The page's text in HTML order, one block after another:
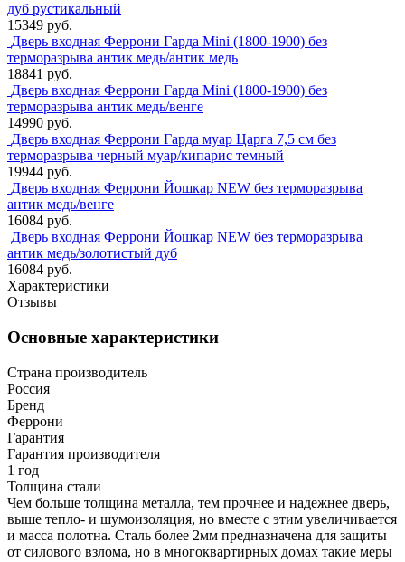
дуб рустикальный
15349 руб.
Дверь входная Феррони Гарда Mini (1800-1900) без
терморазрыва антик медь/антик медь
18841 руб.
Дверь входная Феррони Гарда Mini (1800-1900) без
терморазрыва антик медь/венге
14990 руб.
Дверь входная Феррони Гарда муар Царга 7,5 см без
терморазрыва черный муар/кипарис темный
19944 руб.
Дверь входная Феррони Йошкар NEW без терморазрыва
антик медь/венге
16084 руб.
Дверь входная Феррони Йошкар NEW без терморазрыва
антик медь/золотистый дуб
16084 руб.
Характеристики
Отзывы
Основные характеристики
Страна производитель
Россия
Бренд
Феррони
Гарантия
Гарантия производителя
1 год
Толщина стали
Чем больше толщина металла, тем прочнее и надежнее дверь,
выше тепло- и шумоизоляция, но вместе с этим увеличивается
и масса полотна. Сталь более 2мм предназначена для защиты
от силового взлома, но в многоквартирных домах такие меры